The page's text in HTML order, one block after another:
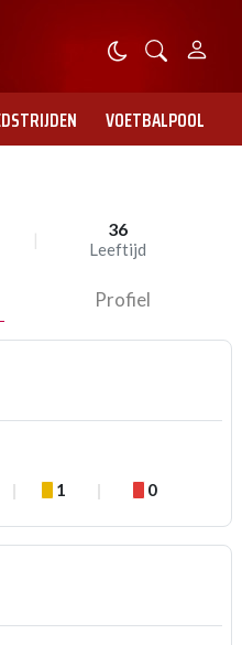
VOETBALPOOL
36
Leeftijd
Profiel
1 0